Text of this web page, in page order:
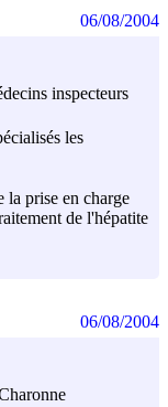
inspecteurs
les
la prise en charge
de l'hépatite
06/08/2004
06/08/2004